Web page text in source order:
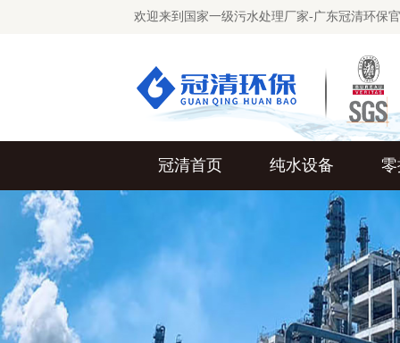
欢迎来到国家一级污水处理厂家-广东冠清环保
冠清首页 纯水设备